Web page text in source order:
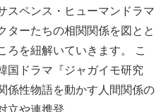
スペンス・ヒューマンドラマ
ターたちの相関関係を図とと
ろを紐解いていきます。 こ
国ドラマ『ジャガイモ研究
係性物語を動かす人間関係の
立や連携登…